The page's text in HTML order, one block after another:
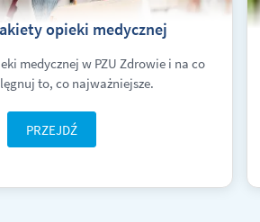
opieki medycznej
medycznej w PZU Zdrowie i na co
to, co najważniejsze.
PRZEJDŹ